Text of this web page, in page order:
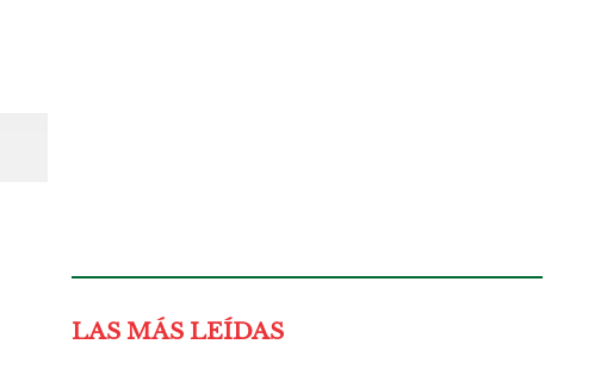
LAS MÁS LEÍDAS